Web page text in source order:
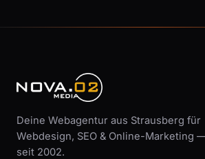
Deine Webagentur aus Strausberg für
Webdesign, SEO & Online-Marketing
seit 2002.